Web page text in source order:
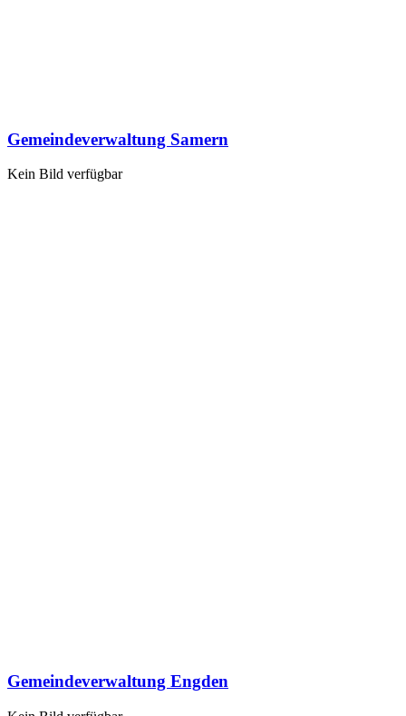
Gemeindeverwaltung Samern
Kein Bild verfügbar
Gemeindeverwaltung Engden